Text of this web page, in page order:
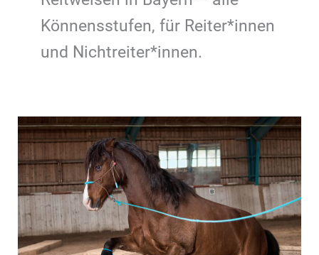
Könnensstufen, für Reiter*innen
und Nichtreiter*innen.